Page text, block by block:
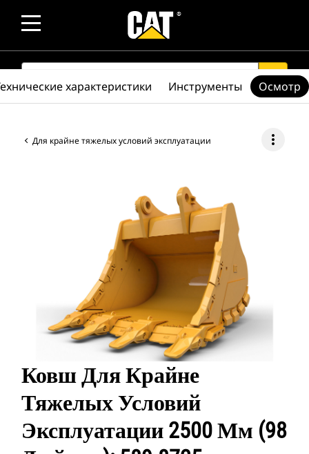
SEARCH search
Для крайне тяжелых условий эксплуатации more_vert
Ковш Для Крайне
Тяжелых Условий
Эксплуатации 2500 Мм (98
характеристики Инструменты Осмотр